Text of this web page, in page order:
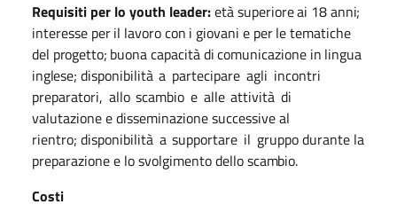
Requisiti per lo youth leader:etàsuperioreai 18anni;
interesse peril lavorocon i giovani e perletematiche
del progetto; buonacapacitàdicomunicazione in lingua
inglese; disponibilità a partecipare agli incontri
preparatori, allo scambio e alle attività di
valutazione e disseminazione successive al
rientro; disponibilità a supportare il gruppo durante la
preparazione e lo svolgimento delloscambio.
Costi